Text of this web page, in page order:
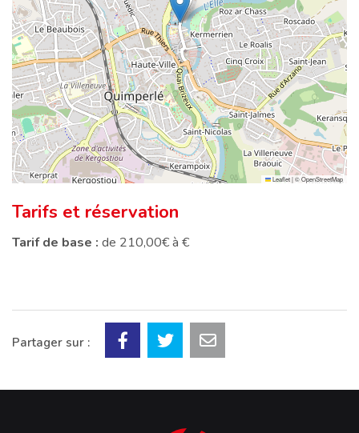
Leaflet|©OpenStreetMap
Tarifs et réservation
Tarif de base : de 210,00€ à €
Partager sur :